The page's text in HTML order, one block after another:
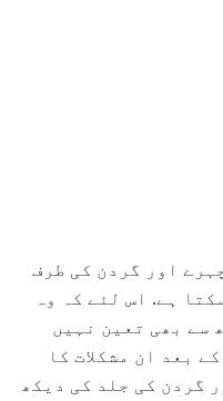
اور گردن کی طرف
ہے. اس لئے کہ وہ
سے بھی تعین نہیں
بعد ان مشکلات کا
گردن کی جلد کی دیکھ